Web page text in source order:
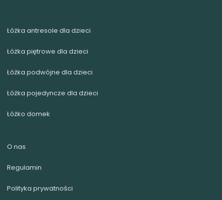
Łóżka antresole dla dzieci
Łóżka piętrowe dla dzieci
Łóżka podwójne dla dzieci
Łóżka pojedyncze dla dzieci
Łóżko domek
O nas
Regulamin
Polityka prywatności